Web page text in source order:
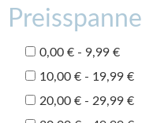
Preisspanne
0,00 € - 9,99 €
10,00 € - 19,99 €
20,00 € - 29,99 €